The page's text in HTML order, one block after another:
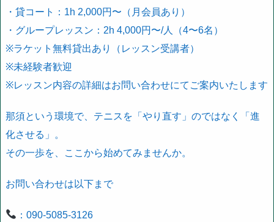
・貸コート：1h 2,000円〜（月会員あり）
・グループレッスン：2h 4,000円〜/人（4〜6名）
※ラケット無料貸出あり（レッスン受講者）
※未経験者歓迎
※レッスン内容の詳細はお問い合わせにてご案内いたします
那須という環境で、テニスを「やり直す」のではなく「進
化させる」。
その一歩を、ここから始めてみませんか。
お問い合わせは以下まで
：090-5085-3126